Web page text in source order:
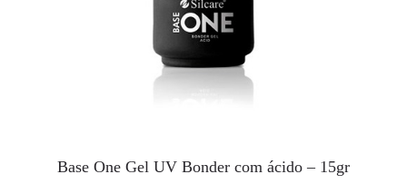
Base One Gel UV Bonder com ácido – 15gr